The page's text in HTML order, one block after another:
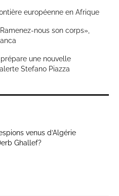
européenne en Afrique
nous son corps»,
une nouvelle
Stefano Piazza
venus d’Algérie
Ghallef?